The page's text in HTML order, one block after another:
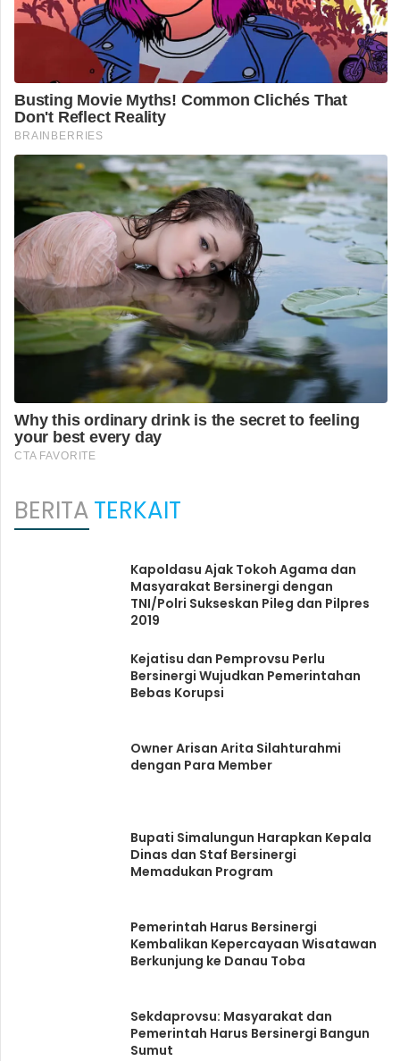
BERITATERKAIT
Kapoldasu Ajak Tokoh Agama dan
Masyarakat Bersinergi dengan
TNI/Polri Sukseskan Pileg dan Pilpres
2019
Kejatisu dan Pemprovsu Perlu
Bersinergi Wujudkan Pemerintahan
Bebas Korupsi
Owner Arisan Arita Silahturahmi
dengan Para Member
Bupati Simalungun Harapkan Kepala
Dinas dan Staf Bersinergi
Memadukan Program
Pemerintah Harus Bersinergi
Kembalikan Kepercayaan Wisatawan
Berkunjung ke Danau Toba
Sekdaprovsu: Masyarakat dan
Pemerintah Harus Bersinergi Bangun
Sumut